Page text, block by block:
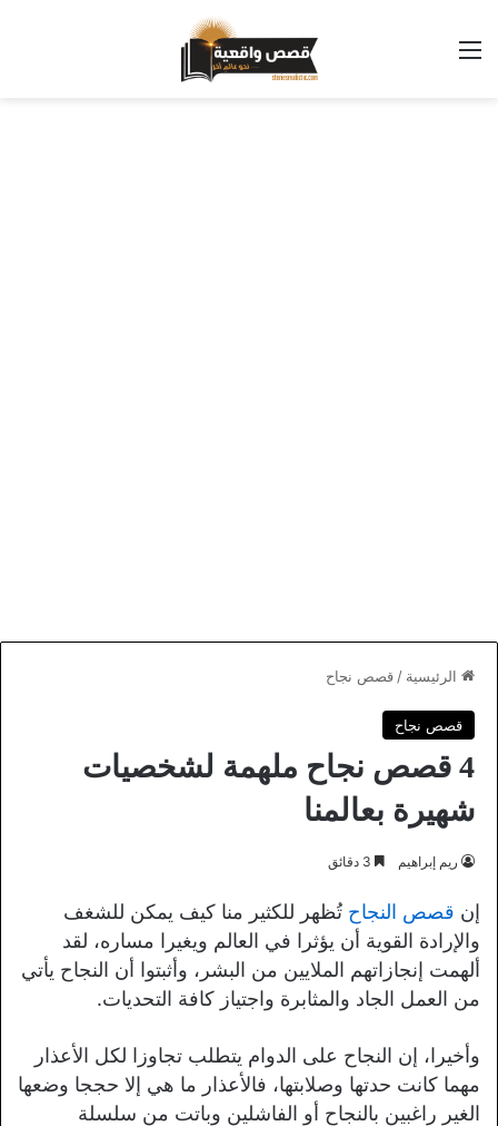
القائمة
الرئيسية / قصص نجاح
قصص نجاح
4 قصص نجاح ملهمة لشخصيات
شهيرة بعالمنا
ريم إبراهيم
إن قصص النجاح تُظهر للكثير منا كيف يمكن للشغف
والإرادة القوية أن يؤثرا في العالم ويغيرا مساره، لقد
ألهمت إنجازاتهم الملايين من البشر، وأثبتوا أن النجاح يأتي
من العمل الجاد والمثابرة واجتياز كافة التحديات.
وأخيرا، إن النجاح على الدوام يتطلب تجاوزا لكل الأعذار
مهما كانت حدتها وصلابتها، فالأعذار ما هي إلا حججا وضعها
الغير راغبين بالنجاح أو الفاشلين وباتت من سلسلة